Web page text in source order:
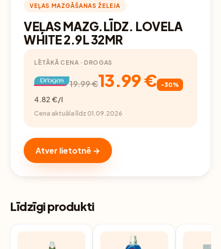
VEĻAS MAZGĀŠANAS ŽELEJA
VEĻAS MAZG.LĪDZ. LOVELA
WHITE 2.9L 32MR
LĒTĀKĀ CENA · DROGAS
19.99 €13.99 € -30%
4.82 €/l
Cena aktuāla līdz 01.09.2026
Atver lietotnē →
Līdzīgi produkti